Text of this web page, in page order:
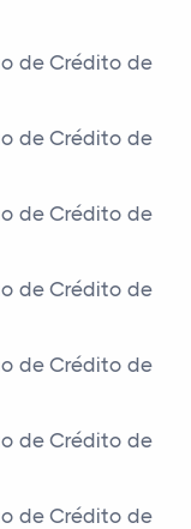
de Crédito de
de Crédito de
de Crédito de
de Crédito de
de Crédito de
de Crédito de
de Crédito de